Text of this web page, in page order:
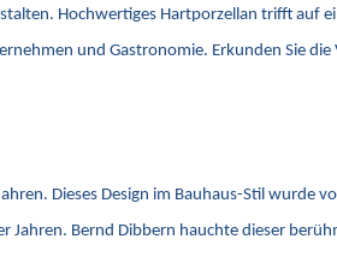
Hochwertiges Hartporzellan trifft auf
und Gastronomie. Erkunden Sie
Dieses Design im Bauhaus-Stil wurde
Bernd Dibbern hauchte dieser